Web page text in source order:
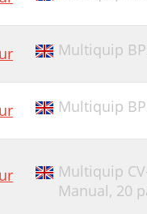
Multiquip
Multiquip
Multiquip
Manual, 20